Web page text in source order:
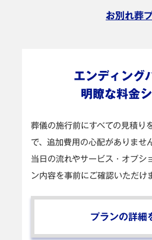
お別れ葬
エンディング
明瞭な料金
葬儀の施行前にすべての見積り
で、追加費用の心配がありませ
当日の流れやサービス・オプシ
ン内容を事前にご確認いただけ
プランの詳細